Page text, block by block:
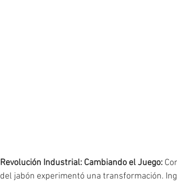
Revolución Industrial: Cambiando el Juego:
del jabón experimentó una transformación.